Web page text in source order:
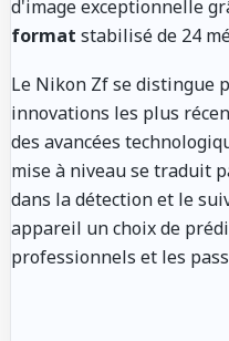
d'image exceptionnelle
format stabilisé de 24
Le Nikon Zf se distingue
innovations les plus
des avancées
mise à niveau se traduit
dans la détection et le
appareil un choix de
professionnels et les